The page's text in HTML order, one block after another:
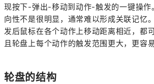
现按下-弹出-移动到动作-触发的一键操作
向性不是很明显，通常难以形成关联记忆
发后鼠标在各个动作上移动距离相近，都
且轮盘上每个动作的触发范围更大，更容
轮盘的结构